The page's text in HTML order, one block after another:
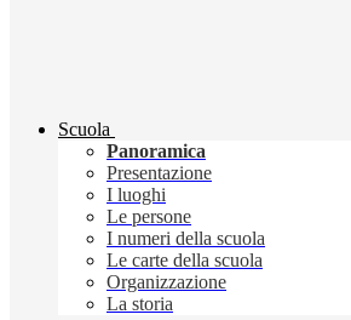
Scuola
Panoramica
Presentazione
I luoghi
Le persone
I numeri della scuola
Le carte della scuola
Organizzazione
La storia